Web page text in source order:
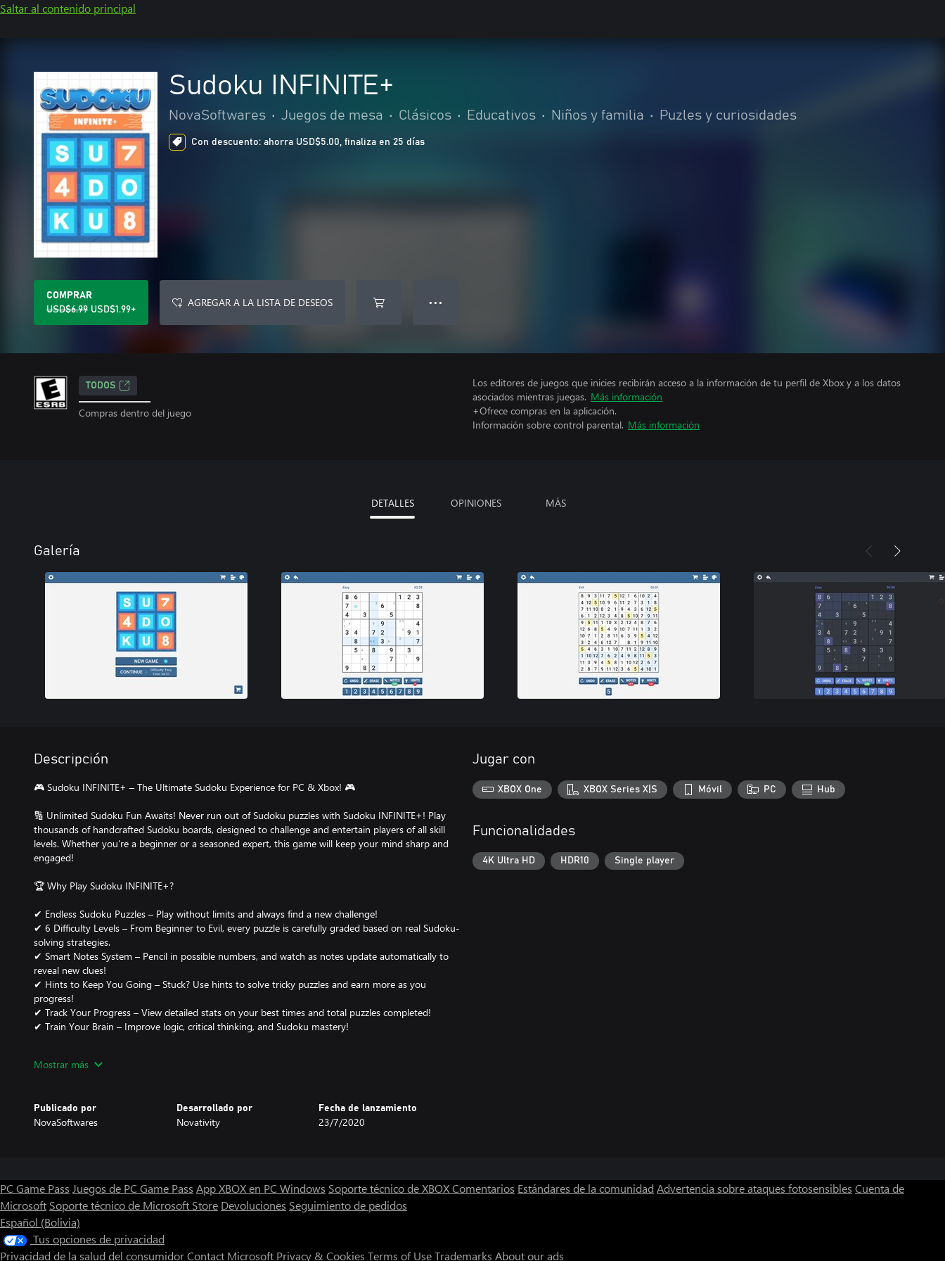
Saltar al contenido principal
Sudoku INFINITE+
NovaSoftwares • Juegos de mesa • Clásicos • Educativos • Niños y familia • Puzles y curiosidades
Con descuento: ahorra USD$5.00, finaliza en 25 días
COMPRAR
USD$6.99 USD$1.99+
AGREGAR A LA LISTA DE DESEOS ● ● ●
TODOS
Compras dentro del juego
Los editores de juegos que inicies recibirán acceso a la información de tu perfil de Xbox y a los datos
asociados mientras juegas. Más información
+Ofrece compras en la aplicación.
Información sobre control parental. Más información
DETALLES OPINIONES MÁS
Galería
Descripción
🎮 Sudoku INFINITE+ – The Ultimate Sudoku Experience for PC & Xbox! 🎮
🔢 Unlimited Sudoku Fun Awaits! Never run out of Sudoku puzzles with Sudoku INFINITE+! Play
thousands of handcrafted Sudoku boards, designed to challenge and entertain players of all skill
levels. Whether you're a beginner or a seasoned expert, this game will keep your mind sharp and
engaged!
🏆 Why Play Sudoku INFINITE+?
✔ Endless Sudoku Puzzles – Play without limits and always find a new challenge!
✔ 6 Difficulty Levels – From Beginner to Evil, every puzzle is carefully graded based on real Sudoku-
solving strategies.
✔ Smart Notes System – Pencil in possible numbers, and watch as notes update automatically to
reveal new clues!
✔ Hints to Keep You Going – Stuck? Use hints to solve tricky puzzles and earn more as you
progress!
✔ Track Your Progress – View detailed stats on your best times and total puzzles completed!
✔ Train Your Brain – Improve logic, critical thinking, and Sudoku mastery!
🖥️ PC Controls:
🎮 Xbox Controls:
Left Stick – Move cursor.
A Button – Select and submit numbers.
X Button – Go back.
Mostrar más
Publicado por
NovaSoftwares
Desarrollado por
Novativity
Fecha de lanzamiento
23/7/2020
Jugar con
XBOX One XBOX Series X|S Móvil PC Hub
Funcionalidades
4K Ultra HD HDR10 Single player
PC Game Pass Juegos de PC Game Pass App XBOX en PC Windows Soporte técnico de XBOXComentarios Estándares de la comunidad Advertencia sobre ataques fotosensibles Cuenta de
Microsoft Soporte técnico de Microsoft Store Devoluciones Seguimiento de pedidos
Español (Bolivia)
Tus opciones de privacidad
Privacidad de la salud del consumidorContact Microsoft Privacy & Cookies Terms of UseTrademarks About our ads